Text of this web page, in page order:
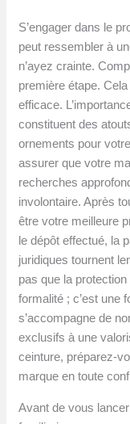
S’engager dans le
peut ressembler à
n’ayez crainte.
première étape.
efficace.
constituent des
ornements pour
assurer que votre
recherches
involontaire. Après
être votre meilleure
le dépôt effectué, la
juridiques tournent
pas que la protection
formalité ; c’est une
s’accompagne de
exclusifs à une
ceinture, préparez-
marque en toute
Avant de vous lancer